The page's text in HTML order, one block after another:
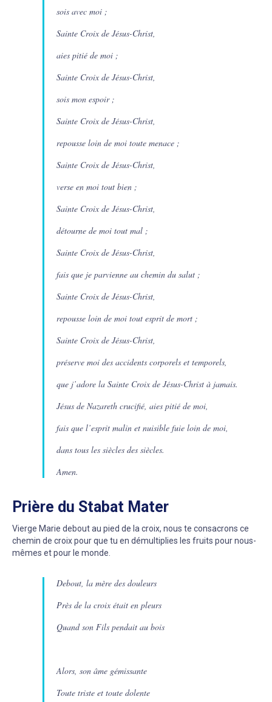
sois avec moi ;
Sainte Croix de Jésus-Christ,
aies pitié de moi ;
Sainte Croix de Jésus-Christ,
sois mon espoir ;
Sainte Croix de Jésus-Christ,
repousse loin de moi toute menace ;
Sainte Croix de Jésus-Christ,
verse en moi tout bien ;
Sainte Croix de Jésus-Christ,
détourne de moi tout mal ;
Sainte Croix de Jésus-Christ,
fais que je parvienne au chemin du salut ;
Sainte Croix de Jésus-Christ,
repousse loin de moi tout esprit de mort ;
Sainte Croix de Jésus-Christ,
préserve moi des accidents corporels et temporels,
que j’adore la Sainte Croix de Jésus-Christ à jamais.
Jésus de Nazareth crucifié, aies pitié de moi,
fais que l’esprit malin et nuisible fuie loin de moi,
dans tous les siècles des siècles.
Amen.
Prière du Stabat Mater
Vierge Marie debout au pied de la croix, nous te consacrons ce
chemin de croix pour que tu en démultiplies les fruits pour nous-
mêmes et pour le monde.
Debout, la mère des douleurs
Près de la croix était en pleurs
Quand son Fils pendait au bois
Alors, son âme gémissante
Toute triste et toute dolente